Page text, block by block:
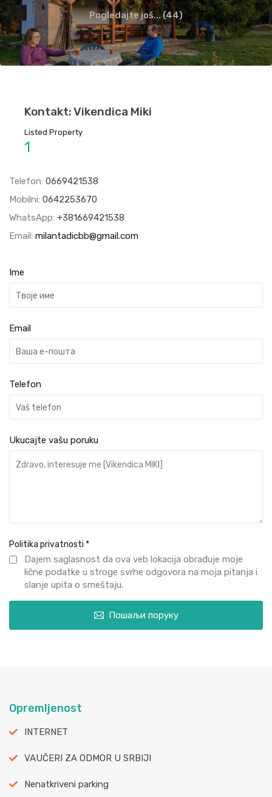
Pogledajte još... (44)
Kontakt: Vikendica Miki
Listed Property
1
Telefon: 0669421538
Mobilni: 0642253670
WhatsApp: +381669421538
Email: milantadicbb@gmail.com
Ime
Email
Telefon
Ukucajte vašu poruku
Politika privatnosti *
Dajem saglasnost da ova veb lokacija obrađuje moje
lične podatke u stroge svrhe odgovora na moja pitanja i
slanje upita o smeštaju.
Пошаљи поруку
Opremljenost
INTERNET
VAUČERI ZA ODMOR U SRBIJI
Nenatkriveni parking